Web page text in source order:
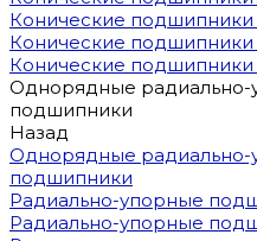
Конические подшипники
Конические подшипники
Конические подшипники
Однорядные
подшипники
Назад
Однорядные
подшипники
Радиально-упорные
Радиально-упорные